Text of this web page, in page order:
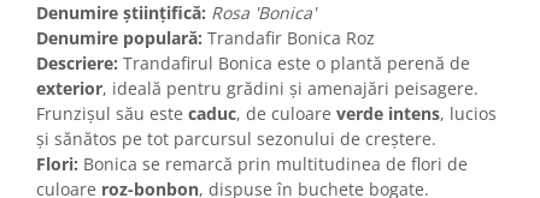
Denumire științifică: Rosa 'Bonica'
Denumire populară: Trandafir Bonica Roz
Descriere: Trandafirul Bonica este o plantă perenă de
exterior, ideală pentru grădini și amenajări peisagere.
Frunzișul său este caduc, de culoare verde intens, lucios
și sănătos pe tot parcursul sezonului de creștere.
Flori: Bonica se remarcă prin multitudinea de flori de
culoare roz-bonbon, dispuse în buchete bogate.